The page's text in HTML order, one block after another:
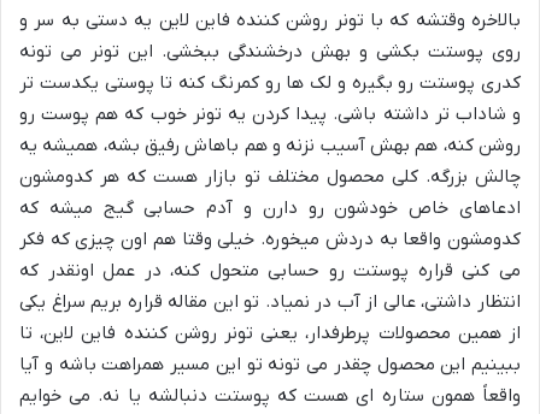
بالاخره وقتشه که با تونر روشن کننده فاین لاین یه دستی به سر و
روی پوستت بکشی و بهش درخشندگی ببخشی. این تونر می تونه
کدری پوستت رو بگیره و لک ها رو کمرنگ کنه تا پوستی یکدست تر
و شاداب تر داشته باشی. پیدا کردن یه تونر خوب که هم پوست رو
روشن کنه، هم بهش آسیب نزنه و هم باهاش رفیق بشه، همیشه یه
چالش بزرگه. کلی محصول مختلف تو بازار هست که هر کدومشون
ادعاهای خاص خودشون رو دارن و آدم حسابی گیج میشه که
کدومشون واقعا به دردش میخوره. خیلی وقتا هم اون چیزی که فکر
می کنی قراره پوستت رو حسابی متحول کنه، در عمل اونقدر که
انتظار داشتی، عالی از آب در نمیاد. تو این مقاله قراره بریم سراغ یکی
از همین محصولات پرطرفدار، یعنی تونر روشن کننده فاین لاین، تا
ببینیم این محصول چقدر می تونه تو این مسیر همراهت باشه و آیا
واقعاً همون ستاره ای هست که پوستت دنبالشه یا نه. می خوایم